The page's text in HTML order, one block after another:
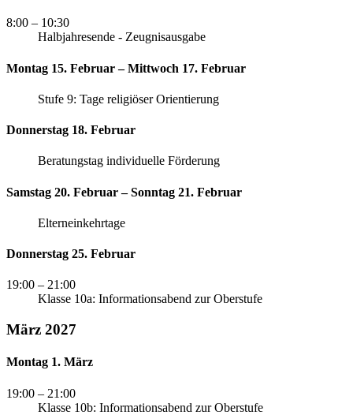
8:00 – 10:30
Halbjahresende - Zeugnisausgabe
Montag 15. Februar – Mittwoch 17. Februar
Stufe 9: Tage religiöser Orientierung
Donnerstag 18. Februar
Beratungstag individuelle Förderung
Samstag 20. Februar – Sonntag 21. Februar
Elterneinkehrtage
Donnerstag 25. Februar
19:00 – 21:00
Klasse 10a: Informationsabend zur Oberstufe
März 2027
Montag 1. März
19:00 – 21:00
Klasse 10b: Informationsabend zur Oberstufe